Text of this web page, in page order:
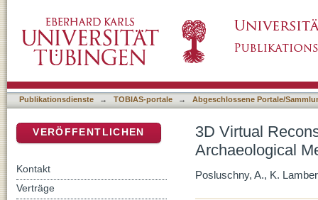
Publikationsdienste → TOBIAS-portale → Abgeschlossene Portale/
3D Virtual
Archaeological
Posluschny, A., K.
VERÖFFENTLICHEN
Kontakt
Verträge